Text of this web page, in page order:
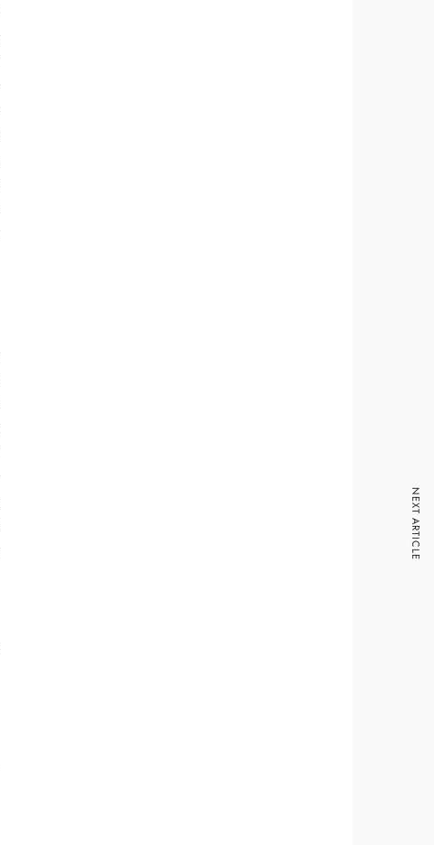
NEXT ARTICLE